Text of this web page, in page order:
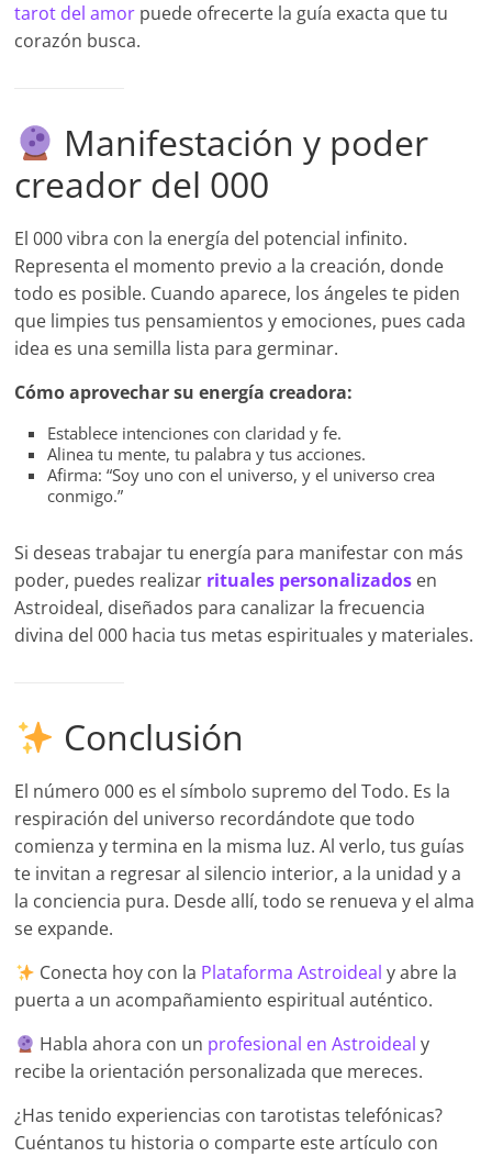
tarot del amor puede ofrecerte la guía exacta que tu
corazón busca.
Manifestación y poder
creador del 000
El 000 vibra con la energía del potencial infinito.
Representa el momento previo a la creación, donde
todo es posible. Cuando aparece, los ángeles te piden
que limpies tus pensamientos y emociones, pues cada
idea es una semilla lista para germinar.
Cómo aprovechar su energía creadora:
Establece intenciones con claridad y fe.
Alinea tu mente, tu palabra y tus acciones.
Afirma: “Soy uno con el universo, y el universo crea
conmigo.”
Si deseas trabajar tu energía para manifestar con más
poder, puedes realizar rituales personalizados en
Astroideal, diseñados para canalizar la frecuencia
divina del 000 hacia tus metas espirituales y materiales.
Conclusión
El número 000 es el símbolo supremo del Todo. Es la
respiración del universo recordándote que todo
comienza y termina en la misma luz. Al verlo, tus guías
te invitan a regresar al silencio interior, a la unidad y a
la conciencia pura. Desde allí, todo se renueva y el alma
se expande.
Conecta hoy con la Plataforma Astroideal y abre la
puerta a un acompañamiento espiritual auténtico.
Habla ahora con un profesional en Astroideal y
recibe la orientación personalizada que mereces.
¿Has tenido experiencias con tarotistas telefónicas?
Cuéntanos tu historia o comparte este artículo con